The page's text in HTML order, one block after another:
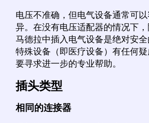
电压不准确，但电气设备通常可
异。在没有电压适配器的情况下
马德拉中插入电气设备是绝对安
特殊设备（即医疗设备）有任何
要寻求进一步的专业帮助。
插头类型
相同的连接器